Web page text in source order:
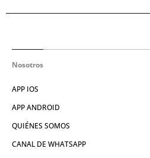
Nosotros
APP IOS
APP ANDROID
QUIÉNES SOMOS
CANAL DE WHATSAPP